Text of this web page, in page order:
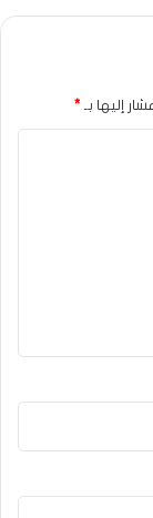
إليها بـ *